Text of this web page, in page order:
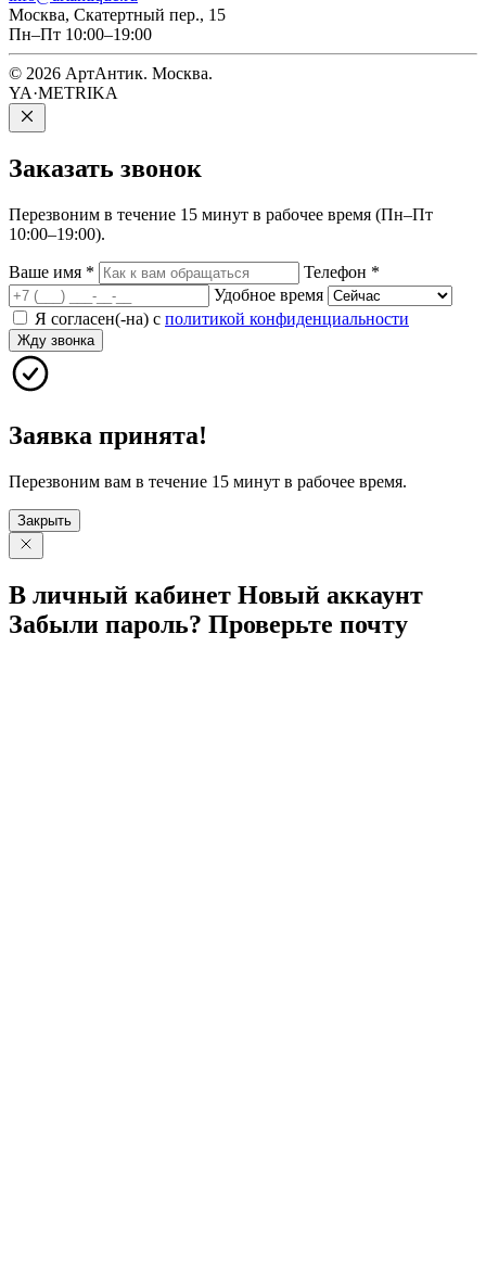
Москва, Скатертный пер., 15
Пн–Пт 10:00–19:00
© 2026 АртАнтик. Москва.
YA·METRIKA
Заказать звонок
Перезвоним в течение 15 минут в рабочее время (Пн–Пт
10:00–19:00).
Ваше имя * Телефон *
Удобное время
Я согласен(-на) с политикой конфиденциальности
Жду звонка
Заявка принята!
Перезвоним вам в течение 15 минут в рабочее время.
Закрыть
В личный кабинет Новый аккаунт
Забыли пароль? Проверьте почту